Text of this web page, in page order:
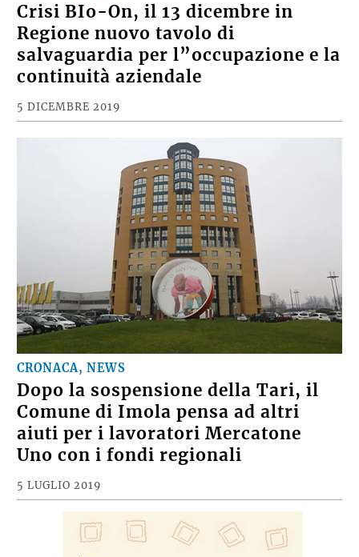
Crisi BIo-On, il 13 dicembre in
Regione nuovo tavolo di
salvaguardia per l”occupazione e la
continuità aziendale
5 DICEMBRE 2019
CRONACA, NEWS
Dopo la sospensione della Tari, il
Comune di Imola pensa ad altri
aiuti per i lavoratori Mercatone
Uno con i fondi regionali
5 LUGLIO 2019